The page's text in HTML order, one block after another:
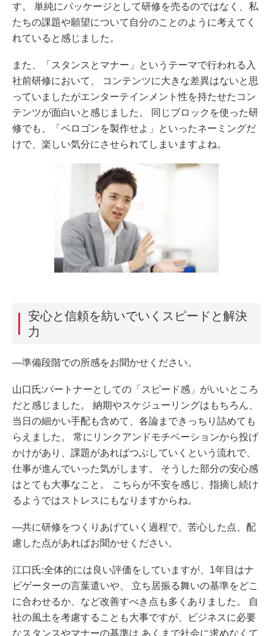
す。 単純にパッケージとして研修を売るのではなく、私
たちの課題や願望について自分のことのように考えてく
れていると感じました。
また、「スタンスとマナー」というテーマで行われる入
社前研修において、 コンテンツに大きな差異はないと思
っていましたがエンターテインメント性を持たせたコン
テンツが面白いと感じました。 同じブロックを使った研
修でも、「ベロゴンを製作せよ」といったネーミングだ
けで、楽しい気分にさせられてしまいますよね。
安心と信頼を紡いでいくスピードと解決
力
―準備段階での所感をお聞かせください。
山口氏:パートナーとしての「スピード感」がいいところ
だと感じました。 納期やスケジューリングはもちろん、
当日の細かい手配も含めて、各論まできっちり詰めても
らえました。 常にリンクアンドモチベーションから投げ
かけがあり、課題があればつぶしていくという流れで、
仕事が進んでいった気がします。 そうした部分の安心感
はとても大事なこと。 こちらが不安を感じ、指摘し続け
るようではストレスにもなりますからね。
―共に研修をつくりあげていく過程で、苦心した点、配
慮した点があればお聞かせください。
江口氏:全体的には良い評価をしていますが、1年目はナ
ビゲーターの言葉遣いや、 立ち居振る舞いの基準をどこ
に合わせるか、など改善すべき点も多くありました。 自
社の風土を考慮することも大事ですが、ビジネスに必要
なスタンスやマナーの基準は あくまで社会に求めなくて